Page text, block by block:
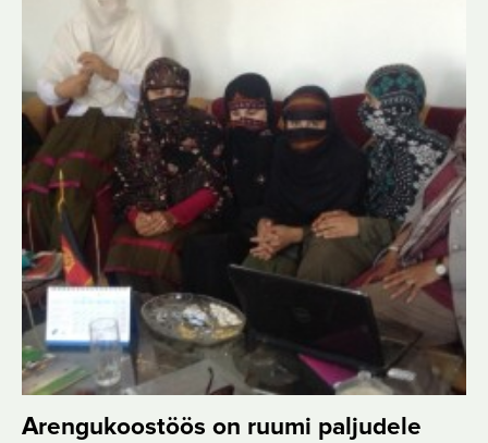
Arengukoostöös on ruumi paljudele